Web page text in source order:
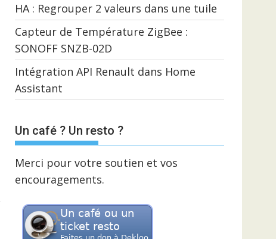
HA : Regrouper 2 valeurs dans une tuile
Capteur de Température ZigBee :
SONOFF SNZB-02D
Intégration API Renault dans Home
Assistant
Un café ? Un resto ?
Merci pour votre soutien et vos
encouragements.